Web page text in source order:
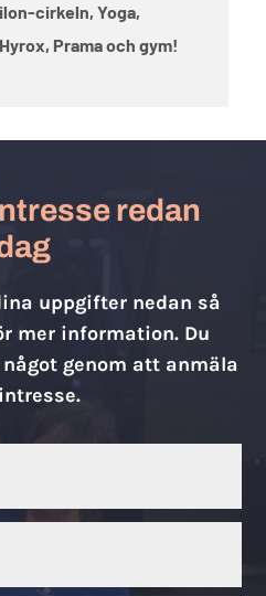
cirkeln, Yoga,
Prama och gym!
redan
uppgifter nedan så
mer information. Du
genom att anmäla